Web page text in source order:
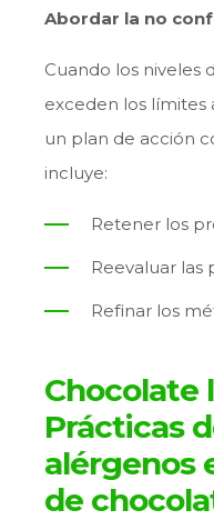
Abordar la no
Cuando los niveles
exceden los límites
un plan de acción
incluye:
Retener los
Reevaluar las
Refinar los
Chocolate
Prácticas
alérgenos
de